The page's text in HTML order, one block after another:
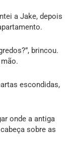
a Jake, depois
brincou.
escondidas,
onde a antiga
sobre as